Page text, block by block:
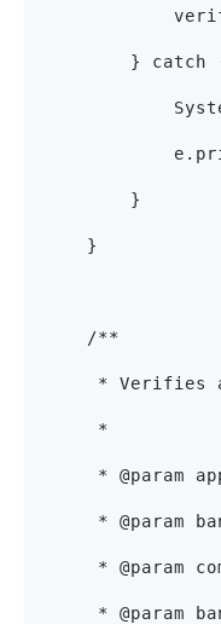
} catch
        }
    }
    /**
* Verifies
     *
* @param
* @param
* @param
* @param